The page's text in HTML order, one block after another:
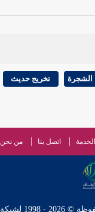
الشجرة تخريج حديث
اتصل بنا من نحن
إسلام ويب